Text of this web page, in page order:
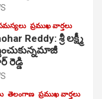
ప్రముఖ వార్తలు
Reddy: శ్రీ లక్ష్మీ
రెడ్డి
తెలంగాణ ప్రముఖ వార్తలు